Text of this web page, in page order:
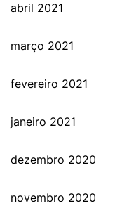
abril 2021
março 2021
fevereiro 2021
janeiro 2021
dezembro 2020
novembro 2020